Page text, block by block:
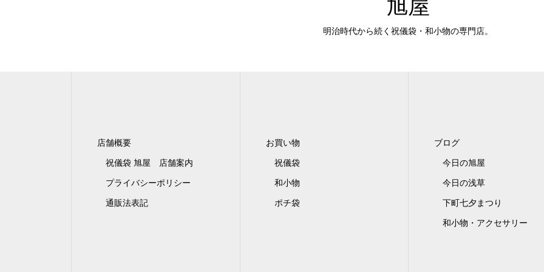
明治時代から続く祝儀袋・和小物の専門店。
店舗概要
祝儀袋 旭屋 店舗案内
プライバシーポリシー
通販法表記
お買い物
祝儀袋
和小物
ポチ袋
ブログ
今日の旭屋
今日の浅草
下町七夕まつり
和小物・アクセサリー